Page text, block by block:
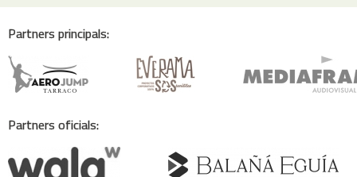
Partners principals:
Partners oficials: